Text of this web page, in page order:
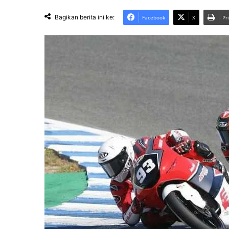
Bagikan berita ini ke: Facebook X